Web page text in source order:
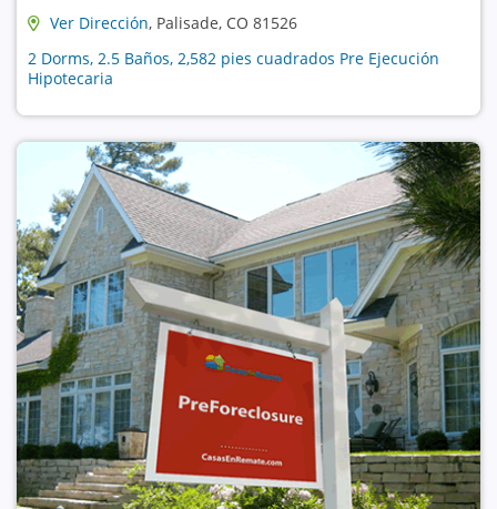
Ver Dirección, Palisade, CO 81526
2 Dorms, 2.5 Baños, 2,582 pies cuadrados Pre Ejecución
Hipotecaria